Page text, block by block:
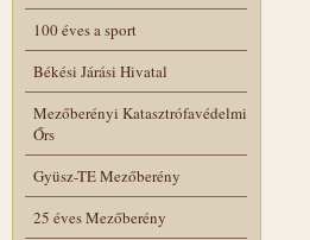
100 éves a sport
Békési Járási Hivatal
Mezőberényi Katasztrófavédelmi
Őrs
Gyüsz-TE Mezőberény
25 éves Mezőberény